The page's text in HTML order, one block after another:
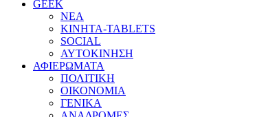
GEEK
ΝΕΑ
ΚΙΝΗΤΑ-TABLETS
SOCIAL
ΑΥΤΟΚΙΝΗΣΗ
ΑΦΙΕΡΩΜΑΤΑ
ΠΟΛΙΤΙΚΗ
ΟΙΚΟΝΟΜΙΑ
ΓΕΝΙΚΑ